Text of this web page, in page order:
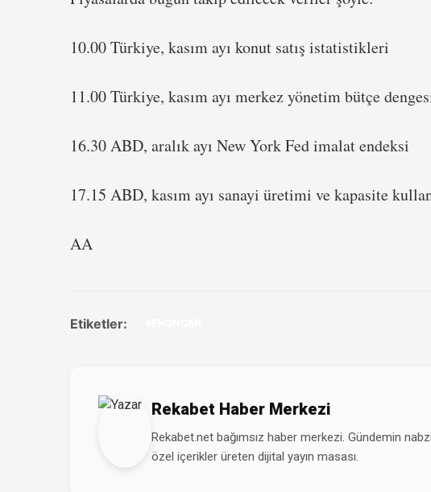
10.00 Türkiye, kasım ayı konut satış istatistikleri
11.00 Türkiye, kasım ayı merkez yönetim bütçe
16.30 ABD, aralık ayı New York Fed imalat endeksi
17.15 ABD, kasım ayı sanayi üretimi ve kapasite
AA
Etiketler:
Rekabet Haber Merkezi
Rekabet.net bağımsız haber merkezi. Gündemin
özel içerikler üreten dijital yayın masası.